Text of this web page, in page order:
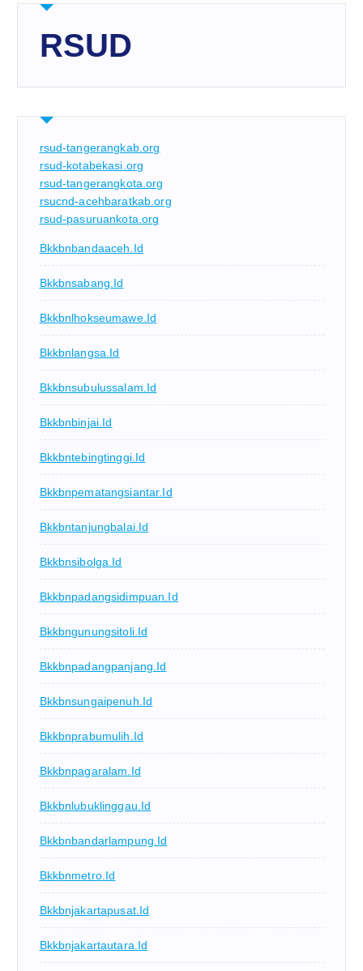
RSUD
rsud-tangerangkab.org
rsud-kotabekasi.org
rsud-tangerangkota.org
rsucnd-acehbaratkab.org
rsud-pasuruankota.org
Bkkbnbandaaceh.id
Bkkbnsabang.id
Bkkbnlhokseumawe.id
Bkkbnlangsa.id
Bkkbnsubulussalam.id
Bkkbnbinjai.id
Bkkbntebingtinggi.id
Bkkbnpematangsiantar.id
Bkkbntanjungbalai.id
Bkkbnsibolga.id
Bkkbnpadangsidimpuan.id
Bkkbngunungsitoli.id
Bkkbnpadangpanjang.id
Bkkbnsungaipenuh.id
Bkkbnprabumulih.id
Bkkbnpagaralam.id
Bkkbnlubuklinggau.id
Bkkbnbandarlampung.id
Bkkbnmetro.id
Bkkbnjakartapusat.id
Bkkbnjakartautara.id